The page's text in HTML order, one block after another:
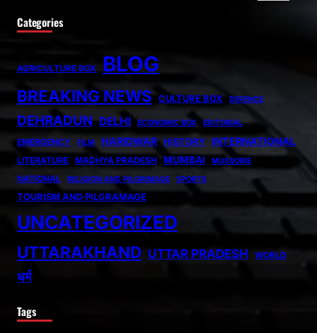
Categories
AGRICULTURE BOX BLOG
BREAKING NEWS CULTURE BOX DEFENCE
DEHRADUN DELHI ECONOMIC BOX EDITORIAL
EMERGENCY FILM HARIDWAR HISTORY INTERNATIONAL
LITERATURE MADHYA PRADESH MUMBAI MUSSORIE
NATIONAL RELIGION AND PILGRIMAGE SPORTS
TOURISM AND PILGRAMAGE
UNCATEGORIZED
UTTARAKHAND UTTAR PRADESH WORLD
धर्म
Tags